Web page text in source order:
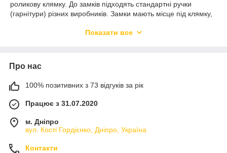
роликову клямку. До замків підходять стандартні ручки
(гарнітури) різних виробників. Замки мають місце під клямку,
Показати все
Про нас
100% позитивних з 73 відгуків за рік
Працює з 31.07.2020
м. Дніпро
вул. Кості Гордієнко, Дніпро, Україна
Контакти